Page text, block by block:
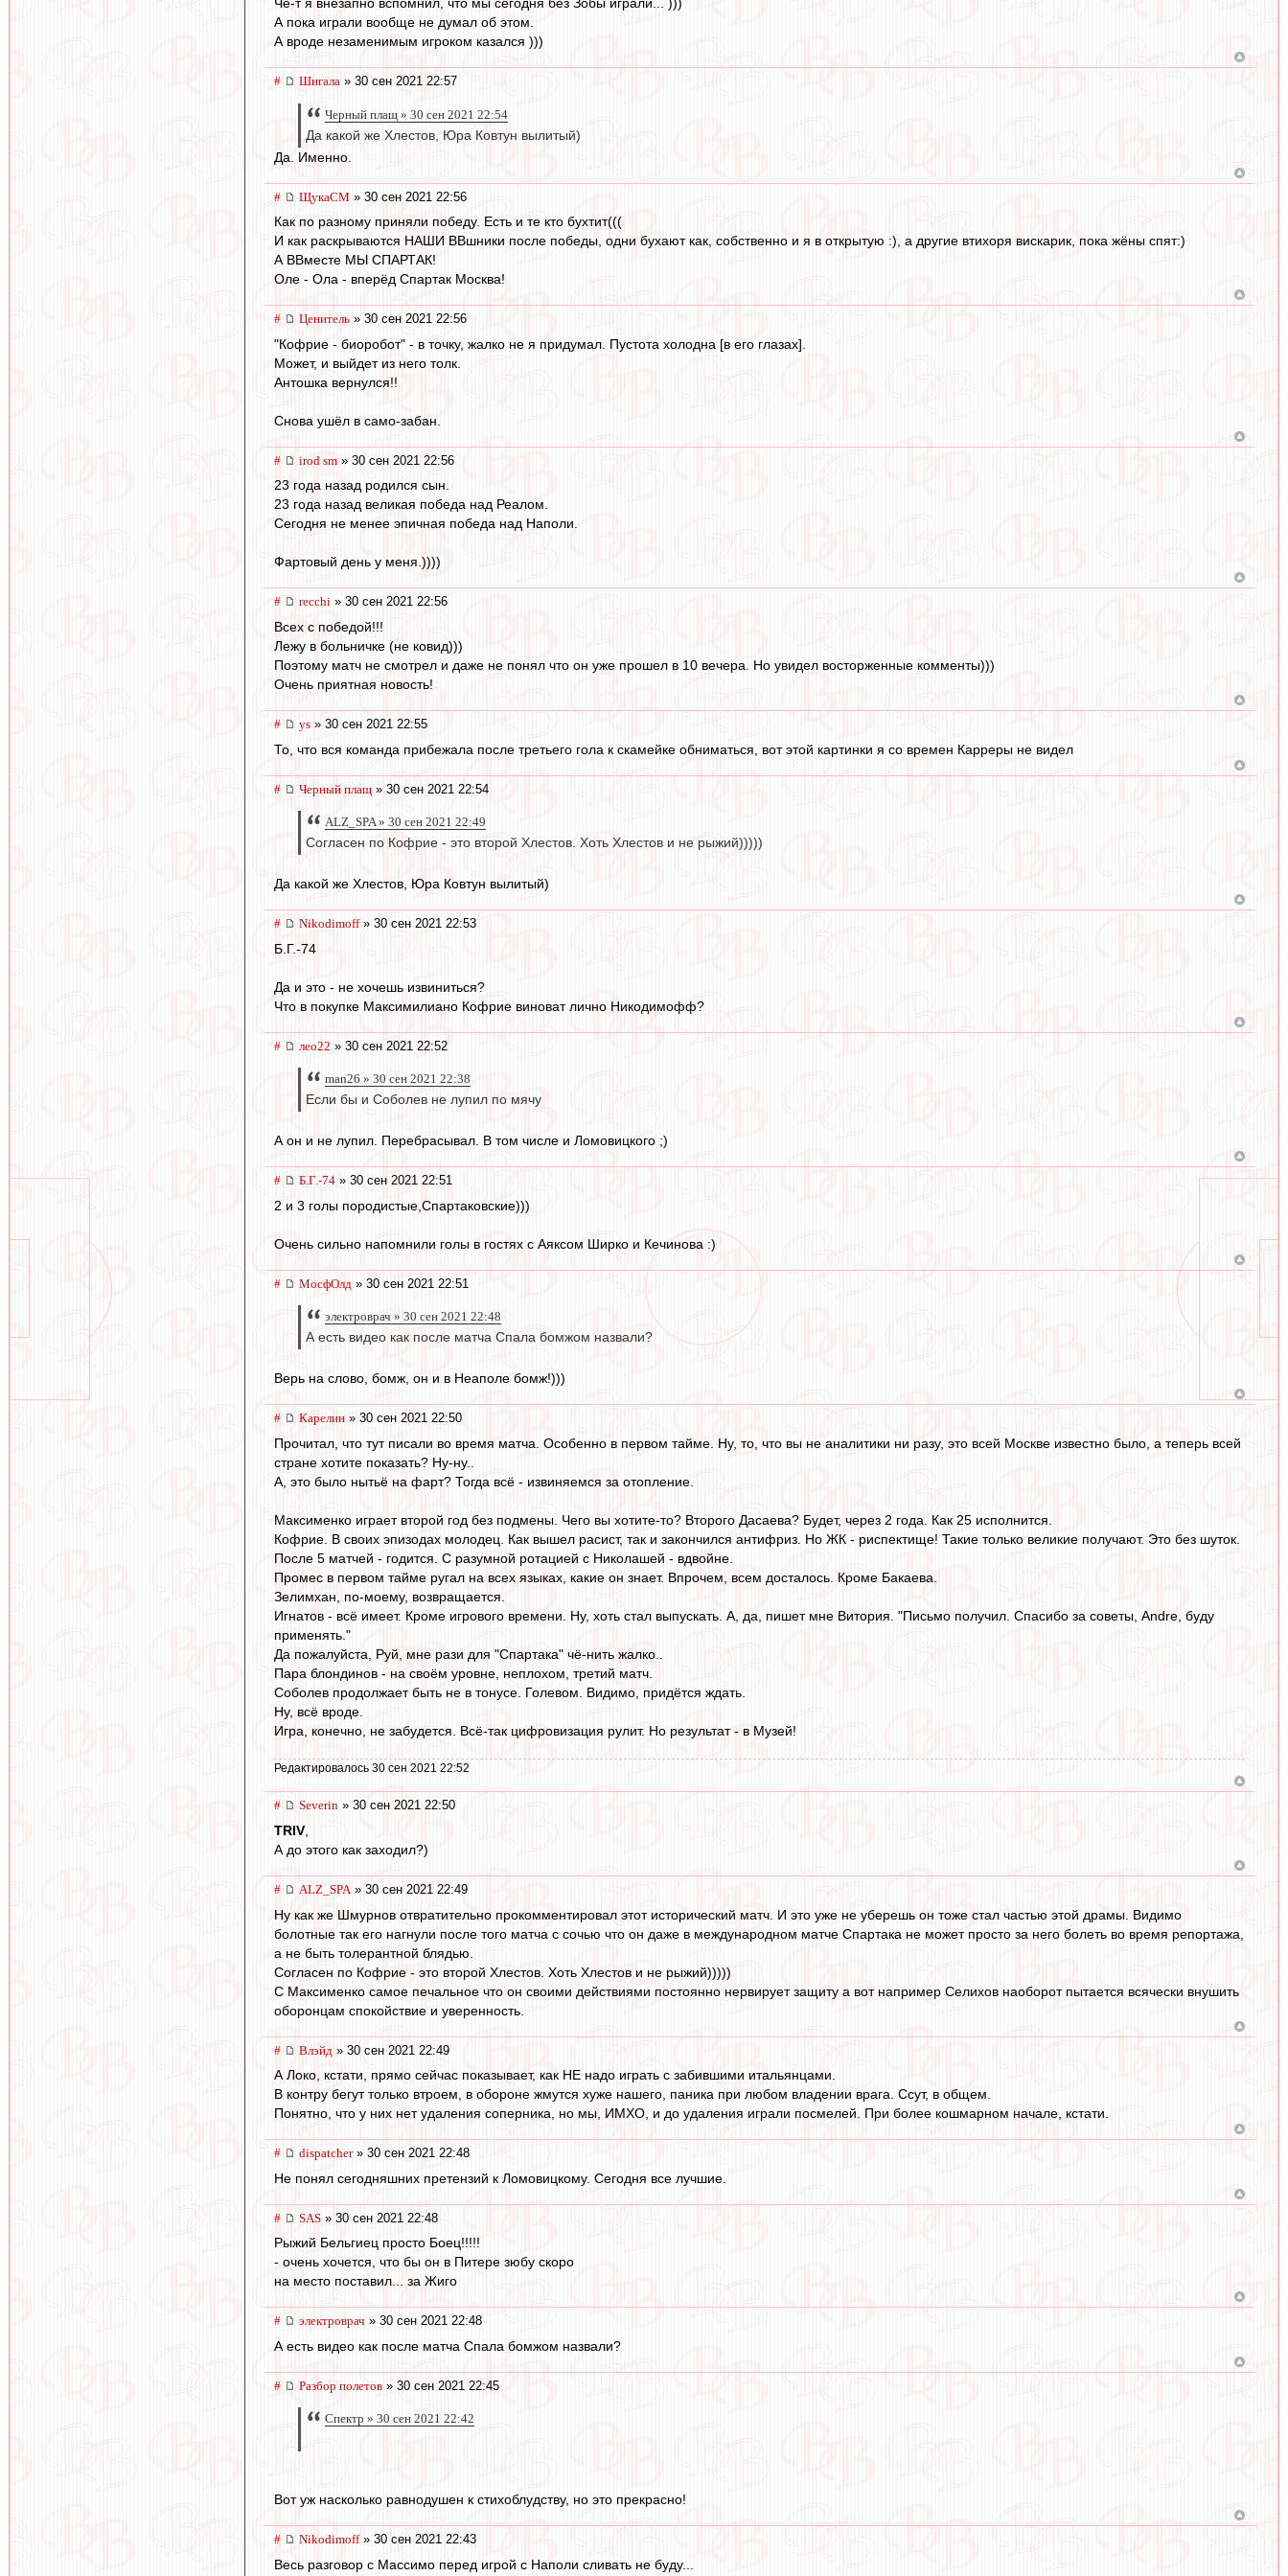
А пока играли вообще не думал об этом.
А вроде незаменимым игроком казался )))
# Шигала » 30 сен 2021 22:57
Черный плащ » 30 сен 2021 22:54
Да какой же Хлестов, Юра Ковтун вылитый)
Да. Именно.
# ЩукаСМ » 30 сен 2021 22:56
Как по разному приняли победу. Есть и те кто бухтит(((
И как раскрываются НАШИ ВВшники после победы, одни бухают как, собственно и я в открытую :), а другие втихоря вискарик, пока жёны спят:)
А ВВместе МЫ СПАРТАК!
Оле - Ола - вперёд Спартак Москва!
# Ценитель » 30 сен 2021 22:56
"Кофрие - биоробот" - в точку, жалко не я придумал. Пустота холодна [в его глазах].
Может, и выйдет из него толк.
Антошка вернулся!!
Снова ушёл в само-забан.
# irod sm » 30 сен 2021 22:56
23 года назад родился сын.
23 года назад великая победа над Реалом.
Сегодня не менее эпичная победа над Наполи.
Фартовый день у меня.))))
# recchi » 30 сен 2021 22:56
Всех с победой!!!
Лежу в больничке (не ковид)))
Поэтому матч не смотрел и даже не понял что он уже прошел в 10 вечера. Но увидел восторженные комменты)))
Очень приятная новость!
# ys » 30 сен 2021 22:55
То, что вся команда прибежала после третьего гола к скамейке обниматься, вот этой картинки я со времен Карреры не видел
# Черный плащ » 30 сен 2021 22:54
ALZ_SPA » 30 сен 2021 22:49
Согласен по Кофрие - это второй Хлестов. Хоть Хлестов и не рыжий)))))
Да какой же Хлестов, Юра Ковтун вылитый)
# Nikodimoff» 30 сен 2021 22:53
Б.Г.-74
Да и это - не хочешь извиниться?
Что в покупке Максимилиано Кофрие виноват лично Никодимофф?
# лео22 » 30 сен 2021 22:52
man26 » 30 сен 2021 22:38
Если бы и Соболев не лупил по мячу
А он и не лупил. Перебрасывал. В том числе и Ломовицкого ;)
# Б.Г.-74 » 30 сен 2021 22:51
2 и 3 голы породистые,Спартаковские)))
Очень сильно напомнили голы в гостях с Аяксом Ширко и Кечинова :)
# МосфОлд » 30 сен 2021 22:51
электроврач » 30 сен 2021 22:48
А есть видео как после матча Спала бомжом назвали?
Верь на слово, бомж, он и в Неаполе бомж!)))
# Карелин » 30 сен 2021 22:50
Прочитал, что тут писали во время матча. Особенно в первом тайме. Ну, то, что вы не аналитики ни разу, это всей Москве известно было, а теперь всей
стране хотите показать? Ну-ну..
А, это было нытьё на фарт? Тогда всё - извиняемся за отопление.
Максименко играет второй год без подмены. Чего вы хотите-то? Второго Дасаева? Будет, через 2 года. Как 25 исполнится.
Кофрие. В своих эпизодах молодец. Как вышел расист, так и закончился антифриз. Но ЖК - риспектище! Такие только великие получают. Это без шуток.
После 5 матчей - годится. С разумной ротацией с Николашей - вдвойне.
Промес в первом тайме ругал на всех языках, какие он знает. Впрочем, всем досталось. Кроме Бакаева.
Зелимхан, по-моему, возвращается.
Игнатов - всё имеет. Кроме игрового времени. Ну, хоть стал выпускать. А, да, пишет мне Витория. "Письмо получил. Спасибо за советы, Andre, буду
применять."
Да пожалуйста, Руй, мне рази для "Спартака" чё-нить жалко..
Пара блондинов - на своём уровне, неплохом, третий матч.
Соболев продолжает быть не в тонусе. Голевом. Видимо, придётся ждать.
Ну, всё вроде.
Игра, конечно, не забудется. Всё-так цифровизация рулит. Но результат - в Музей!
Редактировалось 30 сен 2021 22:52
# Severin » 30 сен 2021 22:50
TRIV,
А до этого как заходил?)
# ALZ_SPA » 30 сен 2021 22:49
Ну как же Шмурнов отвратительно прокомментировал этот исторический матч. И это уже не уберешь он тоже стал частью этой драмы. Видимо
болотные так его нагнули после того матча с сочью что он даже в международном матче Спартака не может просто за него болеть во время репортажа,
а не быть толерантной блядью.
Согласен по Кофрие - это второй Хлестов. Хоть Хлестов и не рыжий)))))
С Максименко самое печальное что он своими действиями постоянно нервирует защиту а вот например Селихов наоборот пытается всячески внушить
оборонцам спокойствие и уверенность.
# Влэйд » 30 сен 2021 22:49
А Локо, кстати, прямо сейчас показывает, как НЕ надо играть с забившими итальянцами.
В контру бегут только втроем, в обороне жмутся хуже нашего, паника при любом владении врага. Ссут, в общем.
Понятно, что у них нет удаления соперника, но мы, ИМХО, и до удаления играли посмелей. При более кошмарном начале, кстати.
# dispatcher» 30 сен 2021 22:48
Не понял сегодняшних претензий к Ломовицкому. Сегодня все лучшие.
# SAS » 30 сен 2021 22:48
Рыжий Бельгиец просто Боец!!!!!
- очень хочется, что бы он в Питере зюбу скоро
на место поставил... за Жиго
# электроврач » 30 сен 2021 22:48
А есть видео как после матча Спала бомжом назвали?
# Разбор полетов » 30 сен 2021 22:45
Спектр » 30 сен 2021 22:42
Вот уж насколько равнодушен к стихоблудству, но это прекрасно!
# Nikodimoff» 30 сен 2021 22:43
Весь разговор с Массимо перед игрой с Наполи сливать не буду...